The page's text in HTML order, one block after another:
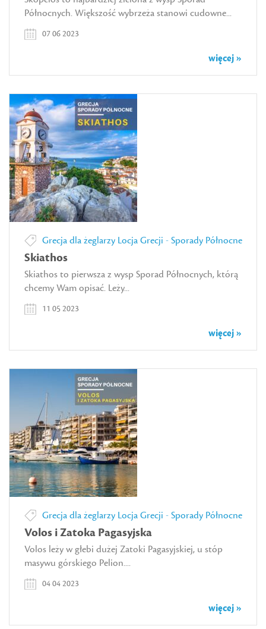
Północnych. Większość wybrzeża stanowi cudowne...
więcej »
07 06 2023
Grecja dla żeglarzy Locja Grecji - Sporady Północne
Skiathos
Skiathos to pierwsza z wysp Sporad Północnych, którą
chcemy Wam opisać. Leży...
więcej »
11 05 2023
Grecja dla żeglarzy Locja Grecji - Sporady Północne
Volos i Zatoka Pagasyjska
Volos leży w głebi dużej Zatoki Pagasyjskiej, u stóp
masywu górskiego Pelion....
więcej »
04 04 2023